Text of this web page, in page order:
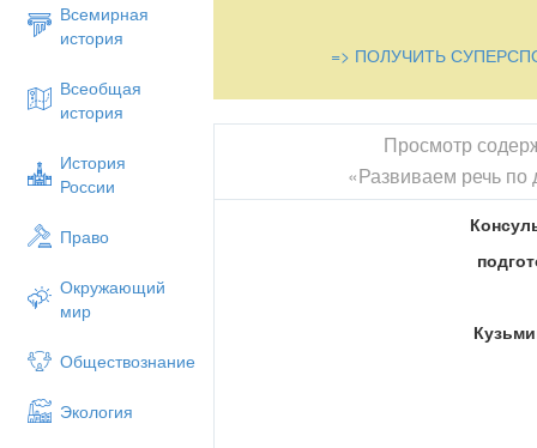
Всемирная
история
Всеобщая
история
История
России
Право
Окружающий
мир
Обществознание
Экология
=> ПОЛУЧИТЬ
Просмотр
«Развиваем речь по